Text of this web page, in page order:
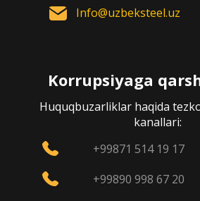
Info@uzbeksteel.uz
Korrupsiyaga
Huquqbuzarliklar haqida
kanallari:
+99871 514 19 17
+99890 998 67 20